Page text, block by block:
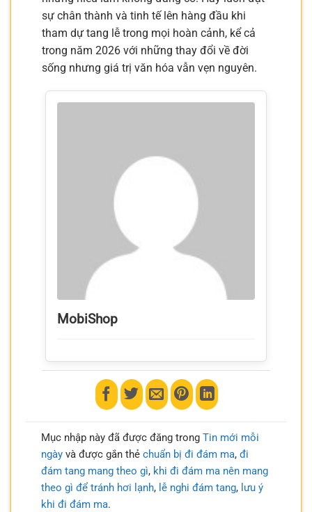
sự chân thành và tinh tế lên hàng đầu khi
tham dự tang lễ trong mọi hoàn cảnh, kể cả
trong năm 2026 với những thay đổi về đời
sống nhưng giá trị văn hóa vẫn vẹn nguyên.
MobiShop
Mục nhập này đã được đăng trong Tin mới mỗi
ngàyvà được gắn thẻ chuẩn bị đi đám ma, đi
đám tang mang theo gì, khi đi đám ma nên mang
theo gì để tránh hơi lạnh, lễ nghi đám tang, lưu ý
khi đi đám ma.